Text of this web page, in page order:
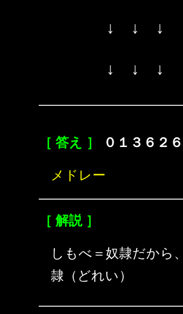
↓ ↓ ↓
↓ ↓ ↓
［ 答え ］ ０１３６２６
メドレー
［ 解説 ］
しもべ＝奴隷だから
隷（どれい）